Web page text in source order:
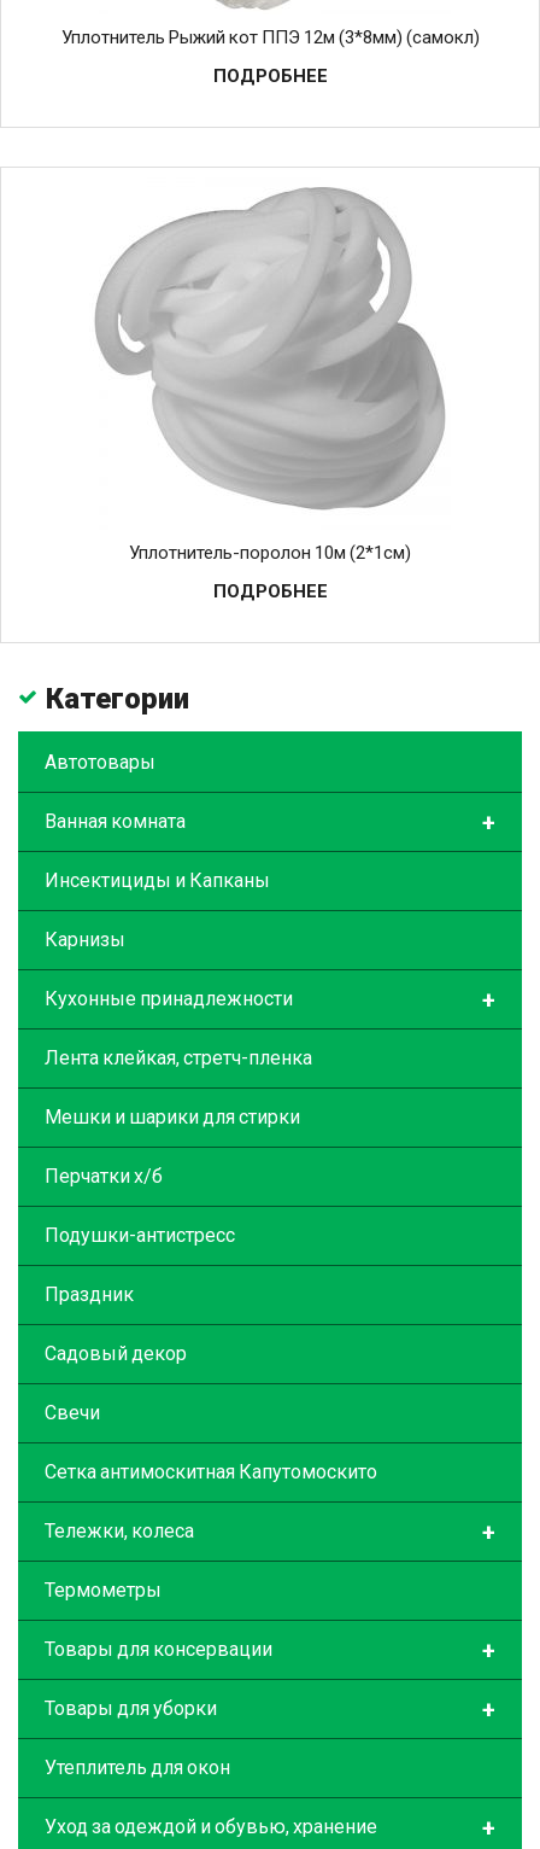
Уплотнитель Рыжий кот ППЭ 12м (3*8мм) (самокл)
ПОДРОБНЕЕ
Уплотнитель-поролон 10м (2*1см)
ПОДРОБНЕЕ
Категории
Автотовары
+
Ванная комната
Инсектициды и Капканы
Карнизы
+
Кухонные принадлежности
Лента клейкая, стретч-пленка
Мешки и шарики для стирки
Перчатки х/б
Подушки-антистресс
Праздник
Садовый декор
Свечи
Сетка антимоскитная Капутомоскито
+
Тележки, колеса
Термометры
+
Товары для консервации
+
Товары для уборки
Утеплитель для окон
+
Уход за одеждой и обувью, хранение